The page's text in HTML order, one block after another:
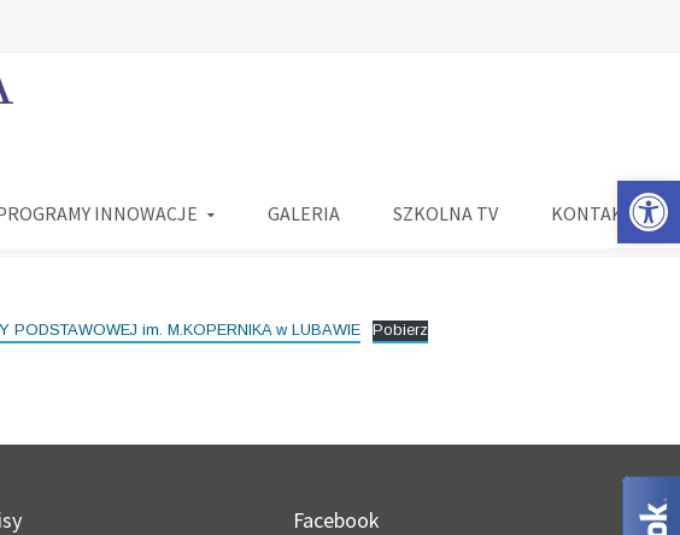
INNOWACJE GALERIA SZKOLNA TV KONTAKT
PODSTAWOWEJ im. M.KOPERNIKA w LUBAWIE
Pobierz
Facebook